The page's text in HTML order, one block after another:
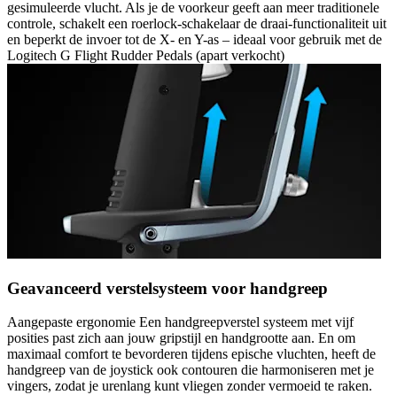
gesimuleerde vlucht. Als je de voorkeur geeft aan meer traditionele
controle, schakelt een roerlock-schakelaar de draai-functionaliteit uit
en beperkt de invoer tot de X- en Y-as – ideaal voor gebruik met de
Logitech G Flight Rudder Pedals (apart verkocht)
Geavanceerd verstelsysteem voor handgreep
Aangepaste ergonomie Een handgreepverstel systeem met vijf
posities past zich aan jouw gripstijl en handgrootte aan. En om
maximaal comfort te bevorderen tijdens epische vluchten, heeft de
handgreep van de joystick ook contouren die harmoniseren met je
vingers, zodat je urenlang kunt vliegen zonder vermoeid te raken.